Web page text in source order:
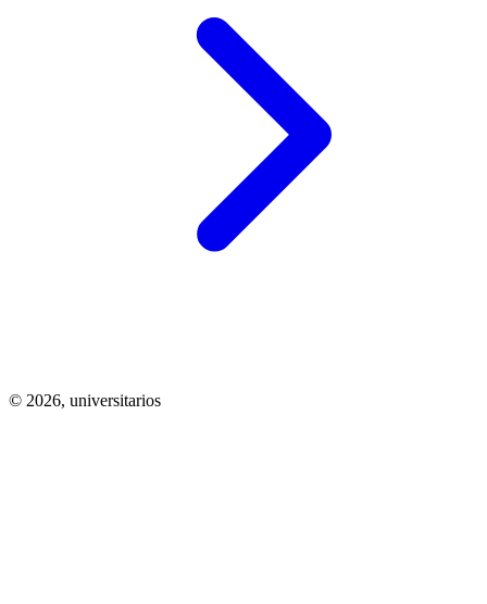
© 2026, universitarios